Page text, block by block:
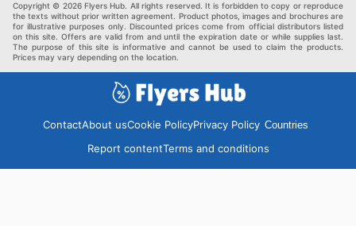
Copyright © 2026 Flyers Hub. All rights reserved. It is forbidden to copy or reproduce
the texts without prior written agreement. Product photos, images and brochures are
for illustrative purposes only. Discounted prices come from official distributors listed
on this site. Offers are valid from and until the expiration date or while supplies last.
The purpose of this site is informative and cannot be used to claim the products.
Prices may vary depending on the location.
ContactAbout usCookie PolicyPrivacy Policy Countries
Report contentTerms and conditions